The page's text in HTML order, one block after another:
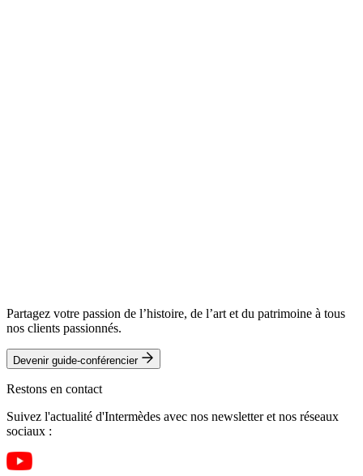
Partagez votre passion de l’histoire, de l’art et du patrimoine à tous
nos clients passionnés.
Devenir guide-conférencier
Restons en contact
Suivez l'actualité d'Intermèdes avec nos newsletter et nos réseaux
sociaux :